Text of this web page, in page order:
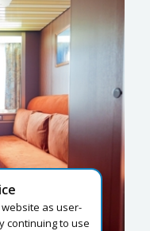
as user-
continuing to use